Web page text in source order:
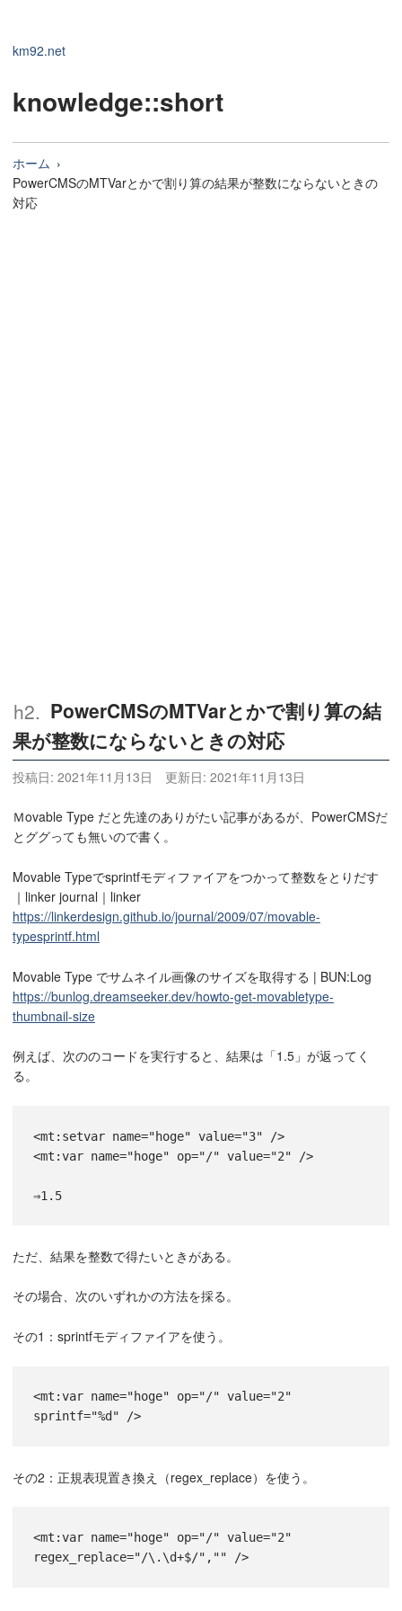
km92.net
knowledge::short
ホーム
PowerCMSのMTVarとかで割り算の結果が整数にならないときの
対応
PowerCMSのMTVarとかで割り算の結
果が整数にならないときの対応
投稿日: 2021年11月13日 更新日: 2021年11月13日
Ｍovable Type だと先達のありがたい記事があるが、PowerCMSだ
とググっても無いので書く。
Movable Typeでsprintfモディファイアをつかって整数をとりだす
｜linker journal｜linker
https://linkerdesign.github.io/journal/2009/07/movable-
typesprintf.html
Movable Type でサムネイル画像のサイズを取得する | BUN:Log
https://bunlog.dreamseeker.dev/howto-get-movabletype-
thumbnail-size
例えば、次ののコードを実行すると、結果は「1.5」が返ってく
る。
<mt:setvar name="hoge" value="3" />
<mt:var name="hoge" op="/" value="2" />
⇒1.5
ただ、結果を整数で得たいときがある。
その場合、次のいずれかの方法を採る。
その1：sprintfモディファイアを使う。
<mt:var name="hoge" op="/" value="2"
sprintf="%d" />
その2：正規表現置き換え（regex_replace）を使う。
<mt:var name="hoge" op="/" value="2"
regex_replace="/\.\d+$/","" />